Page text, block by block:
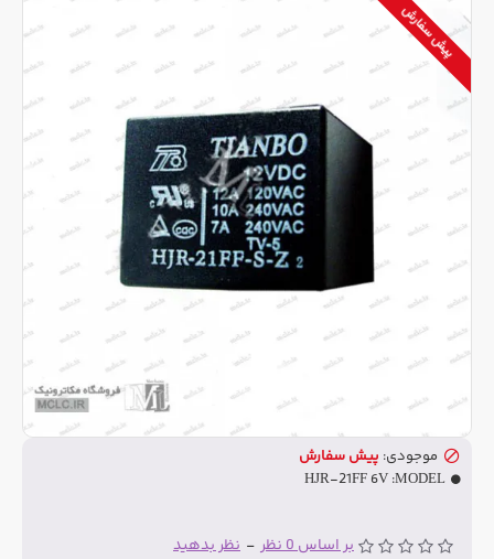
پیش سفارش
بر اساس 0 نظر - نظر بدهید
موجودی: پیش سفارش
MODEL:
HJR-21FF 6V